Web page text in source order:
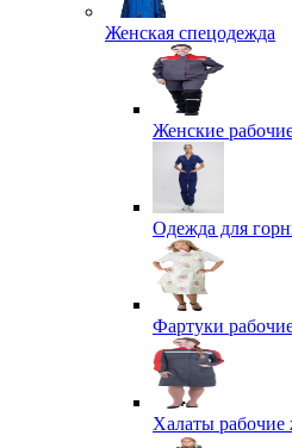
Женская спецодежда
Женские
Одежда для
Фартуки
Халаты рабочие